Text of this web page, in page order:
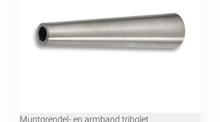
Muntgrendel- en armband tribolet